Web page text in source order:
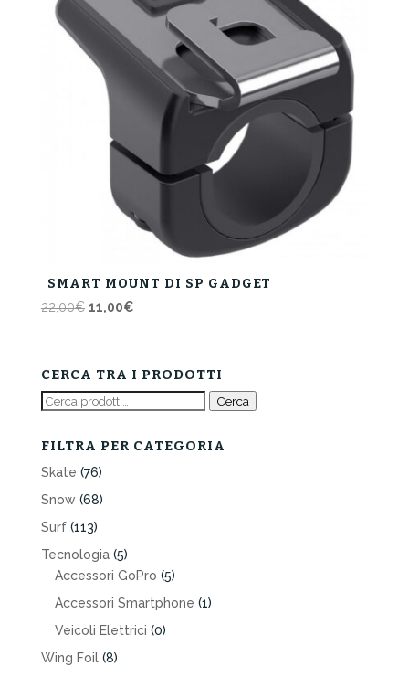
SMART MOUNT DI SP GADGET
22,00€ Il
era:
22,00€.
11,00€Il
è:
11,00€.
CERCA TRA I PRODOTTI
Cerca: Cerca
FILTRA PER CATEGORIA
Skate (76)
Snow (68)
Surf (113)
Tecnologia (5)
Accessori GoPro (5)
Accessori Smartphone (1)
Veicoli Elettrici (0)
Wing Foil (8)